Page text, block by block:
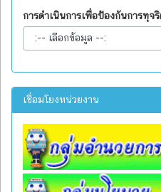
การดำเนินการเพื่อป้องกันการทุจ
เชื่อมโยงหน่วยงาน